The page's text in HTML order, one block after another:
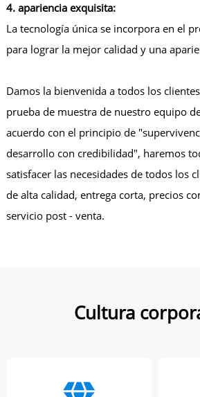
4. apariencia exquisita:
La tecnología única se incorpora en el
para lograr la mejor calidad y una
Damos la bienvenida a todos los
prueba de muestra de nuestro equipo
acuerdo con el principio de
desarrollo con credibilidad", haremos
satisfacer las necesidades de todos los
de alta calidad, entrega corta, precios
servicio post - venta.
Cultura